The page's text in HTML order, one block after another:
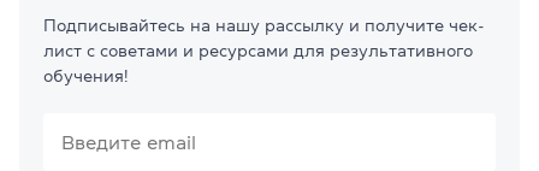
Подписывайтесь на нашу рассылку и получите чек-
лист с советами и ресурсами для результативного
обучения!